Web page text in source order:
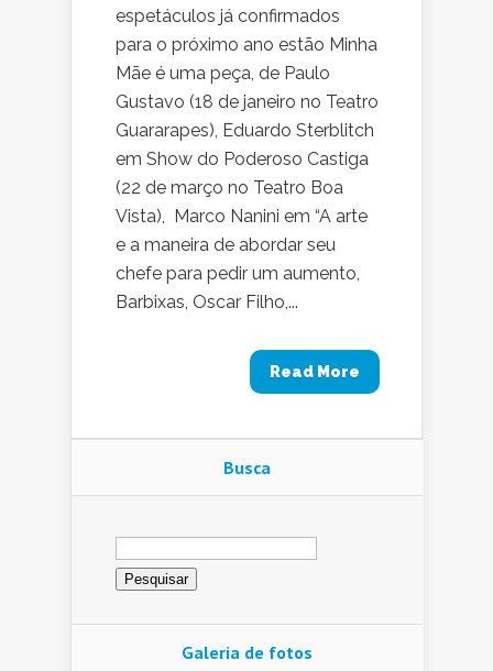
espetáculos já confirmados
para o próximo ano estão Minha
Mãe é uma peça, de Paulo
Gustavo (18 de janeiro no Teatro
Guararapes), Eduardo Sterblitch
em Show do Poderoso Castiga
(22 de março no Teatro Boa
Vista), Marco Nanini em “A arte
e a maneira de abordar seu
chefe para pedir um aumento,
Barbixas, Oscar Filho,...
Read More
Busca
Pesquisar
por:
Galeria de fotos